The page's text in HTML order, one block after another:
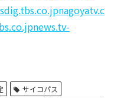
nagoyatv.c
news.tv-
サイコパス